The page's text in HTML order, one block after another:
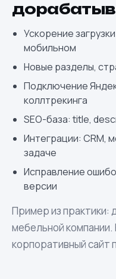
Ускорение
мобильном
Новые разделы,
Подключение
коллтрекинга
SEO-база: title,
Интеграции: CRM,
задаче
Исправление
версии
Пример из практики:
мебельной компании.
корпоративный сайт